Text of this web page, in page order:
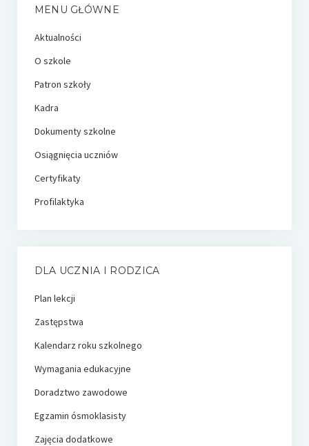
MENU GŁÓWNE
Aktualności
O szkole
Patron szkoły
Kadra
Dokumenty szkolne
Osiągnięcia uczniów
Certyfikaty
Profilaktyka
DLA UCZNIA I RODZICA
Plan lekcji
Zastępstwa
Kalendarz roku szkolnego
Wymagania edukacyjne
Doradztwo zawodowe
Egzamin ósmoklasisty
Zajęcia dodatkowe